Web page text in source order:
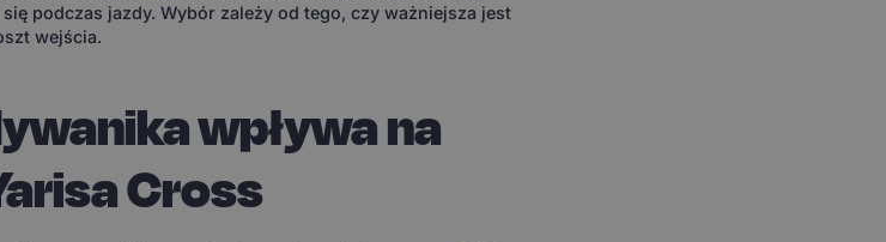
podczas jazdy. Wybór zależy od tego, czy ważniejsza jest
wejścia.
wpływa na
Cross